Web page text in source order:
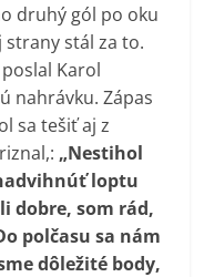
druhý gól po oku
strany stál za to.
Karol
nahrávku. Zápas
sa tešiť aj z
„Nestihol
loptu
dobre, som rád,
polčasu sa nám
dôležité body,